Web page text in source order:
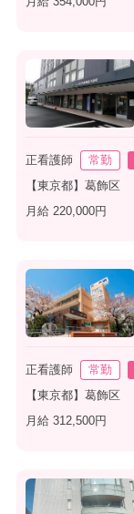
正看護師 常勤
【東京都】葛飾区
月給 220,000円
正看護師 常勤
【東京都】葛飾区
月給 312,500円